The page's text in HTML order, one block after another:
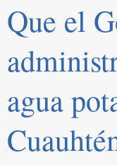
Que el
agua